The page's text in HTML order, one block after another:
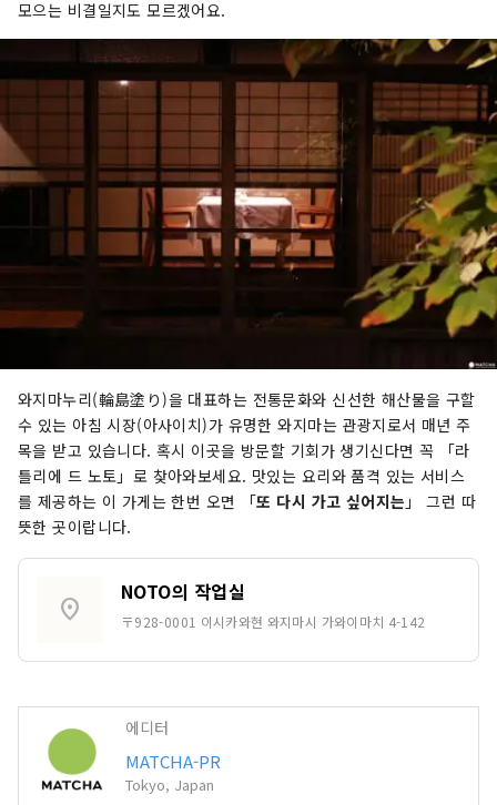
모으는 비결일지도 모르겠어요.
와지마누리(輪島塗り)을 대표하는 전통문화와 신선한 해산물을 구할
수 있는 아침 시장(아사이치)가 유명한 와지마는 관광지로서 매년 주
목을 받고 있습니다. 혹시 이곳을 방문할 기회가 생기신다면 꼭 「라
틀리에 드 노토」로 찾아와보세요. 맛있는 요리와 품격 있는 서비스
를 제공하는 이 가게는 한번 오면 「또 다시 가고 싶어지는 」 그런 따
뜻한 곳이랍니다.
location_on
NOTO의 작업실
〒928-0001 이시카와현 와지마시 가와이마치 4-142
에디터
MATCHA-PR
Tokyo, Japan